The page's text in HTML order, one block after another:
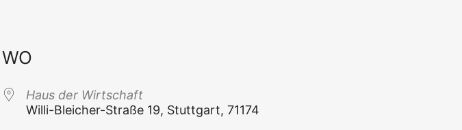
WO
Haus der Wirtschaft
Wil­li-Blei­cher-Stra­ße 19, Stutt­gart, 71174